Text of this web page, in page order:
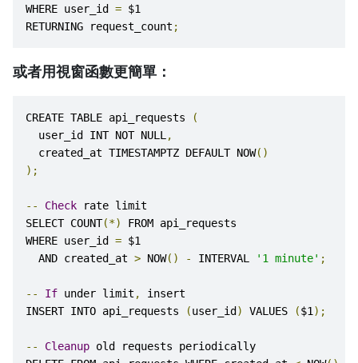
WHERE user_id = $1
RETURNING request_count ;
或者用視窗函數更簡單：
CREATE TABLE api_requests
(
  user_id INT NOT NULL
,
  created_at TIMESTAMPTZ DEFAULT NOW
()
);
-- Check rate limit
SELECT COUNT(*)
FROM api_requests
WHERE user_id = $1
  AND created_at
> NOW() - INTERVAL '1 minute' ;
-- If under limit ,
insert
INSERT INTO api_requests
(user_id ) VALUES ($1 );
-- Cleanup old requests periodically